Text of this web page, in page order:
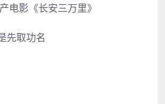
电影《长安三万里》
先取功名